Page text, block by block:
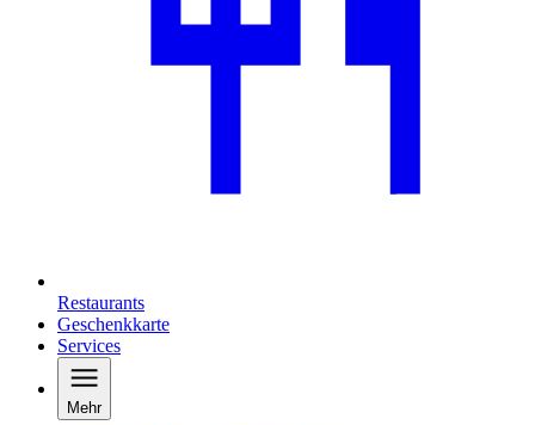
Restaurants
Geschenkkarte
Services
Mehr